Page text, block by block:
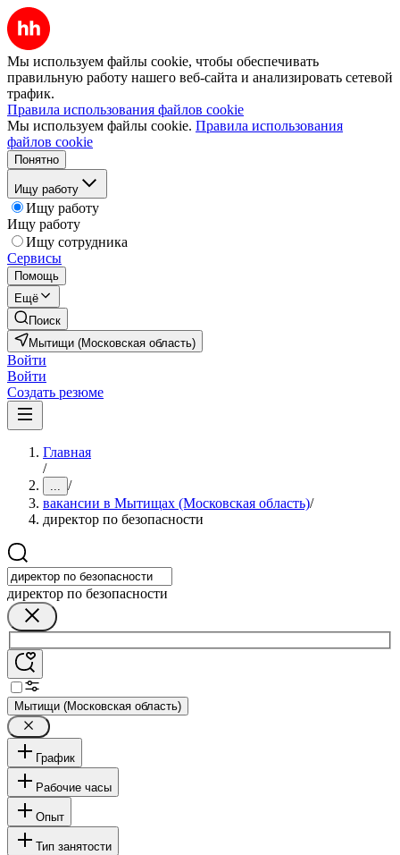
Мы используем файлы cookie, чтобы обеспечивать
правильную работу нашего веб-сайта и анализировать сетевой
трафик.
Правила использования файлов cookie
Мы используем файлы cookie. Правила использования
файлов cookie
Понятно
Ищу работу
Ищу работу
Ищу работу
Ищу сотрудника
Сервисы
Помощь
Ещё
Поиск
Мытищи (Московская область)
Войти
Войти
Создать резюме
Главная
/
... /
вакансии в Мытищах (Московская область)/
директор по безопасности
директор по безопасности
Мытищи (Московская область)
График
Рабочие часы
Опыт
Тип занятости